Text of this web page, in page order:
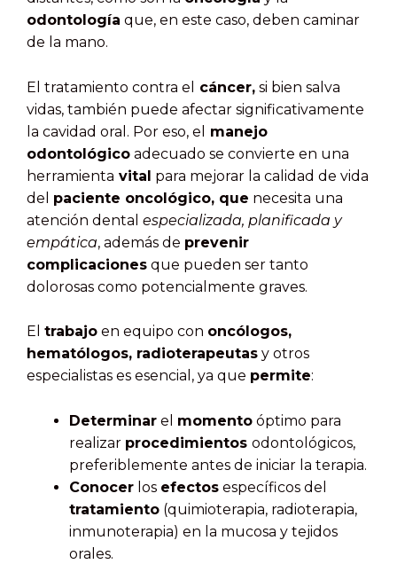
odontología que, en este caso, deben caminar
de la mano.
El tratamiento contra el cáncer, si bien salva
vidas, también puede afectar significativamente
la cavidad oral. Por eso, el
manejo
odontológico adecuado se convierte en una
herramienta vital para mejorar la calidad de vida
del paciente oncológico, que necesita una
atención dental especializada, planificada y
empática, además de prevenir
complicaciones que pueden ser tanto
dolorosas como potencialmente graves.
El trabajo en equipo con oncólogos,
hematólogos, radioterapeutas y otros
especialistas es esencial, ya que permite:
Determinar el momento óptimo para
realizar procedimientos odontológicos,
preferiblemente antes de iniciar la terapia.
Conocer los efectos específicos del
tratamiento (quimioterapia, radioterapia,
inmunoterapia) en la mucosa y tejidos
orales.